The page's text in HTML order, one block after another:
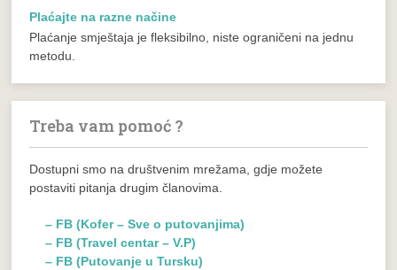
Plaćajte na razne načine
Plaćanje smještaja je fleksibilno, niste ograničeni na jednu
metodu.
Treba vam pomoć ?
Dostupni smo na društvenim mrežama, gdje možete
postaviti pitanja drugim članovima.
– FB (Kofer – Sve o putovanjima)
– FB (Travel centar – V.P)
– FB (Putovanje u Tursku)